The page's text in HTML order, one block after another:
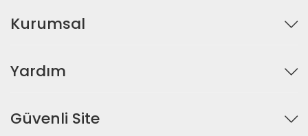
Kurumsal
Yardım
Güvenli Site